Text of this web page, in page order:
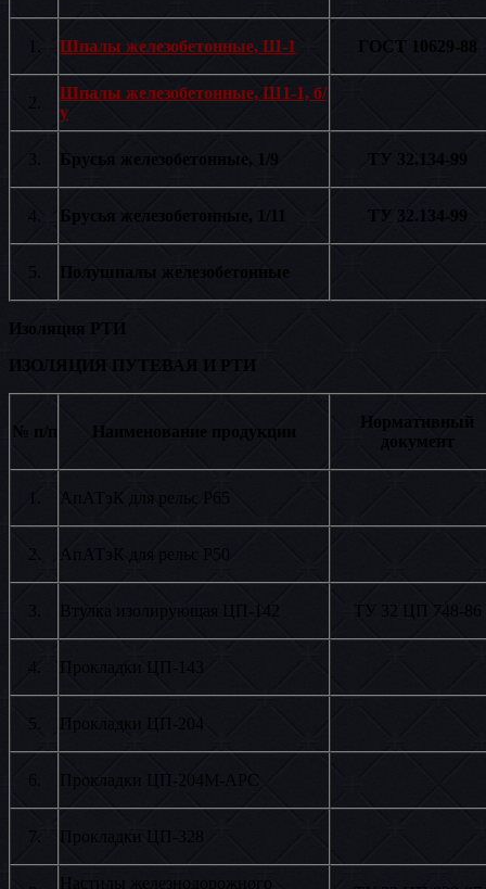
1. Шпалы железобетонные, Ш-1 ГОСТ 10629-88
2.
Шпалы железобетонные, Ш1-1, б/
у
3. Брусья железобетонные, 1/9 ТУ 32.134-99
4. Брусья железобетонные, 1/11 ТУ 32.134-99
5. Полушпалы железобетонные
Изоляция РТИ
ИЗОЛЯЦИЯ ПУТЕВАЯ И РТИ
№ п/п Наименование продукции
Нормативный
документ
1. АпАТэК для рельс Р65
2. АпАТэК для рельс Р50
3. Втулка изолирующая ЦП-142 ТУ 32 ЦП 748-86
4. Прокладки ЦП-143
5. Прокладки ЦП-204
6. Прокладки ЦП-204М-АРС
7. Прокладки ЦП-328
Настилы железнодорожного